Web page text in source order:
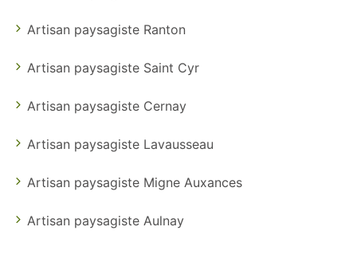
Artisan paysagiste Ranton
Artisan paysagiste Saint Cyr
Artisan paysagiste Cernay
Artisan paysagiste Lavausseau
Artisan paysagiste Migne Auxances
Artisan paysagiste Aulnay